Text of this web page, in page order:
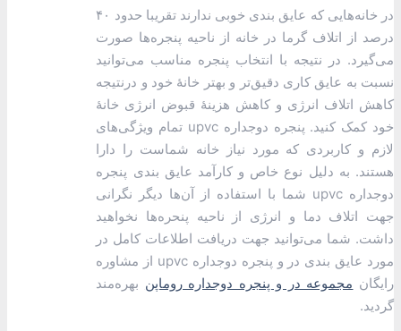
در خانه‌هایی که عایق بندی خوبی ندارند تقریبا حدود ۴۰
درصد از اتلاف گرما در خانه از ناحیه پنجره‌ها صورت
می‌گیرد. در نتیجه با انتخاب پنجره مناسب می‌توانید
نسبت به عایق کاری دقیق‌تر و بهتر خانۀ خود و درنتیجه
کاهش اتلاف انرژی و کاهش هزینۀ قبوض انرژی خانۀ
خود کمک کنید. پنجره دوجداره upvc تمام ویژگی‌های
لازم و کاربردی که مورد نیاز خانه شماست را دارا
هستند. به دلیل نوع خاص و کارآمد عایق بندی پنجره
دوجداره upvc شما با استفاده از آن‌ها دیگر نگرانی
جهت اتلاف دما و انرژی از ناحیه پنحره‌ها نخواهید
داشت. شما می‌توانید جهت دریافت اطلاعات کامل در
مورد عایق بندی در و پنجره دوجداره upvc از مشاوره
رایگان مجموعه در و پنجره دوجداره روماپن بهره‌مند
گردید.